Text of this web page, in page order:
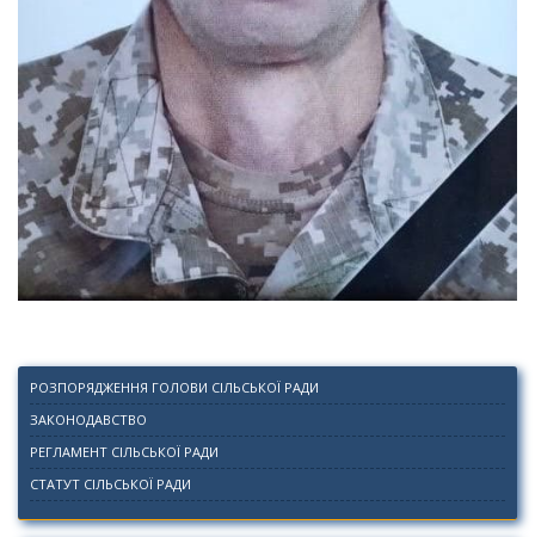
РОЗПОРЯДЖЕННЯ ГОЛОВИ СІЛЬСЬКОЇ РАДИ
ЗАКОНОДАВСТВО
РЕГЛАМЕНТ СІЛЬСЬКОЇ РАДИ
СТАТУТ СІЛЬСЬКОЇ РАДИ